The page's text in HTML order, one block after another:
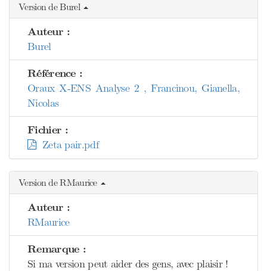
Version de Burel
Auteur :
Burel
Référence :
Oraux X-ENS Analyse 2 , Francinou, Gianella,
Nicolas
Fichier :
Zeta pair.pdf
Version de RMaurice
Auteur :
RMaurice
Remarque :
Si ma version peut aider des gens, avec plaisir !